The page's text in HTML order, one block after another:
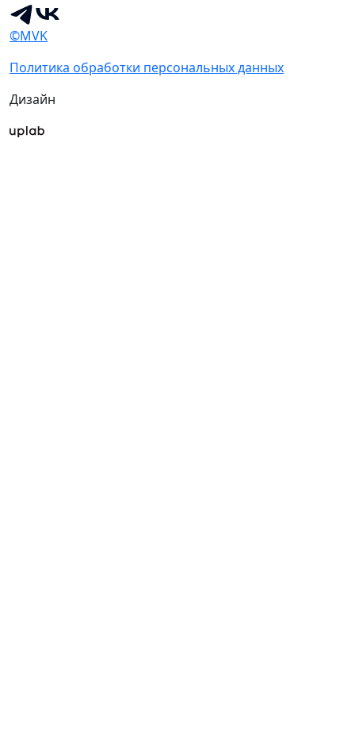
©MVK
Политика обработки персональных данных
Дизайн